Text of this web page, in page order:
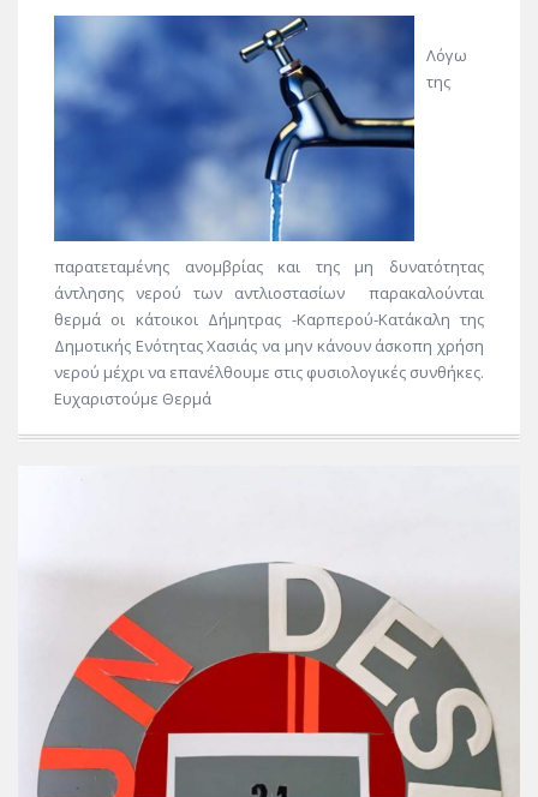
Λόγω
της
παρατεταμένης ανομβρίας και της μη δυνατότητας
άντλησης νερού των αντλιοστασίων παρακαλούνται
θερμά οι κάτοικοι Δήμητρας -Καρπερού-Κατάκαλη της
Δημοτικής Ενότητας Χασιάς να μην κάνουν άσκοπη χρήση
νερού μέχρι να επανέλθουμε στις φυσιολογικές συνθήκες.
Ευχαριστούμε Θερμά